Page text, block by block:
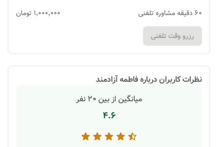
60 دقیقهمشاوره تلفنی ۱٬۰۰۰٬۰۰۰ تومان
رزرو وقت تلفنی
نظرات کاربران دربارهفاطمه آزادمند
میانگین از بین 20 نفر
4.6